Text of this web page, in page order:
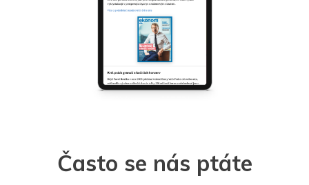
Často se nás ptáte